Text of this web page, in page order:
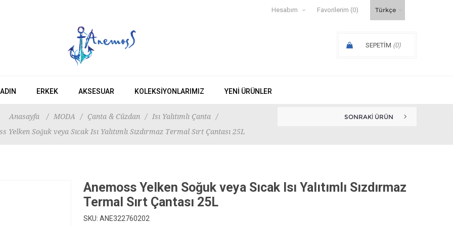
Hesabım Favorilerim (0)
SEPETIM (0)
ERKEK AKSESUAR KOLEKSIYONLARIMIZ YENI ÜRÜNLER
Anasayfa / MODA / Çanta & Cüzdan / Isı Yalıtımlı Çanta
/
Yelken Soğuk veya Sıcak Isı Yalıtımlı Sızdırmaz Termal Sırt Çantası 25L
SONRAKI ÜRÜN
Anemoss Yelken Soğuk veya Sıcak Isı Yalıtımlı Sızdırmaz
Termal Sırt Çantası 25L
SKU: ANE322760202